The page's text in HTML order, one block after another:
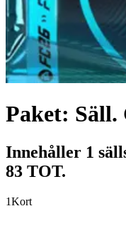
Paket: Säll.
Innehåller 1
83 TOT.
1Kort